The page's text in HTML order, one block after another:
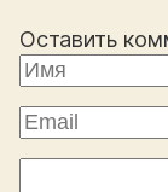
Оставить